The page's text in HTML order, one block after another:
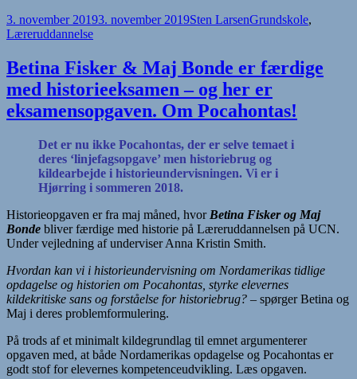
Udgivet
i
3. november 20193. november 2019Forfatter
Sten LarsenKategorier
Grundskole,
Læreruddannelse
Betina Fisker & Maj Bonde er færdige
med historieeksamen – og her er
eksamensopgaven. Om Pocahontas!
Det er nu ikke Pocahontas, der er selve temaet i
deres ‘linjefagsopgave’ men historiebrug og
kildearbejde i historieundervisningen. Vi er i
Hjørring i sommeren 2018.
Historieopgaven er fra maj måned, hvor Betina Fisker og Maj
Bonde bliver færdige med historie på Læreruddannelsen på UCN.
Under vejledning af underviser Anna Kristin Smith.
Hvordan kan vi i historieundervisning om Nordamerikas tidlige
opdagelse og historien om Pocahontas, styrke elevernes
kildekritiske sans og forståelse for historiebrug? – spørger Betina og
Maj i deres problemformulering.
På trods af et minimalt kildegrundlag til emnet argumenterer
opgaven med, at både Nordamerikas opdagelse og Pocahontas er
godt stof for elevernes kompetenceudvikling. Læs opgaven.